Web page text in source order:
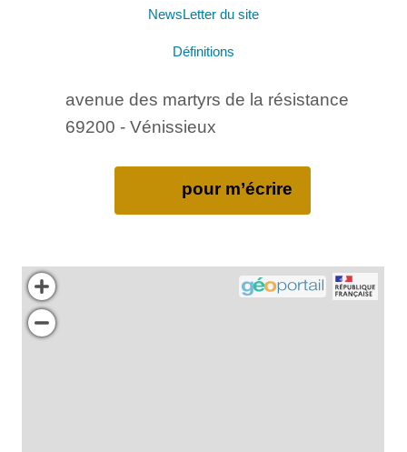
NewsLetter du site
Définitions
avenue des martyrs de la résistance
69200 - Vénissieux
pour m’écrire